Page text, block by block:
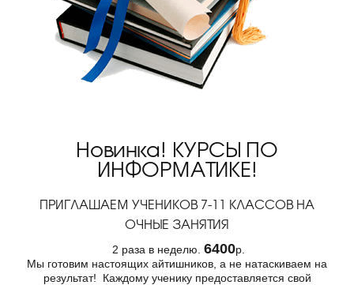
Новинка! КУРСЫ ПО
ИНФОРМАТИКЕ!
ПРИГЛАШАЕМ УЧЕНИКОВ 7-11 КЛАССОВ НА
ОЧНЫЕ ЗАНЯТИЯ
2 раза в неделю. 6400р.
Мы готовим настоящих айтишников, а не натаскиваем на
результат! Каждому ученику предоставляется свой